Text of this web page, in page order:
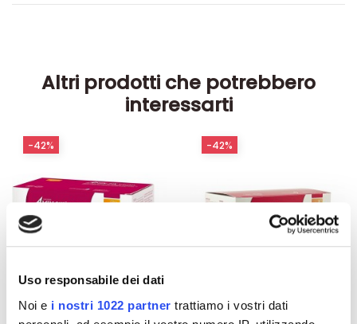
Uso responsabile dei dati
Noi e i nostri 1022 partner trattiamo i vostri dati
Altri prodotti che potrebbero
interessarti
-42% -42%